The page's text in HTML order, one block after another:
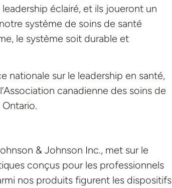
éclairé, et ils joueront un
système de soins de santé
le système soit durable et
nationale sur le leadership en santé,
canadienne des soins de
& Johnson Inc., met sur le
conçus pour les professionnels
nos produits figurent les dispositifs